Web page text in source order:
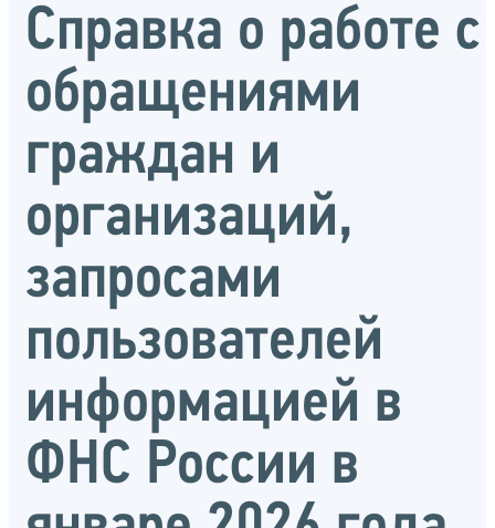
Справка о работе с
обращениями
граждан и
организаций,
запросами
пользователей
информацией в
ФНС России в